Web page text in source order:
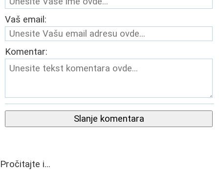
Vaš email:
Komentar:
Slanje komentara
Pročitajte i...